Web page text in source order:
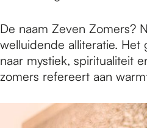
De naam Zeven Zomers?
welluidende alliteratie. Het
naar mystiek, spiritualiteit
zomers refereert aan